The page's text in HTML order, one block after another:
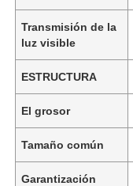
Transmisión de la
luz visible
ESTRUCTURA
El grosor
Tamaño común
Garantización